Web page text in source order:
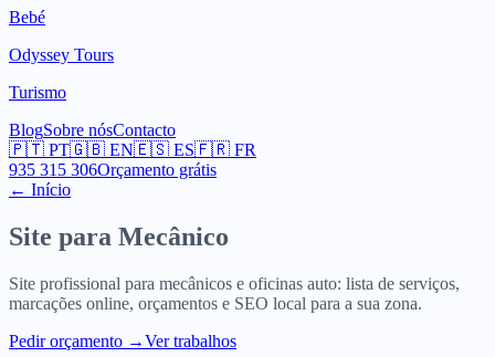
Bebé
Odyssey Tours
Turismo
BlogSobre nósContacto
🇵🇹 PT🇬🇧 EN🇪🇸 ES🇫🇷 FR
935 315 306Orçamento grátis
← Início
Site para Mecânico
Site profissional para mecânicos e oficinas auto: lista de serviços,
marcações online, orçamentos e SEO local para a sua zona.
Pedir orçamento →Ver trabalhos